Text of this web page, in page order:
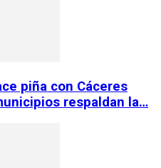
piña con Cáceres
respaldan la…